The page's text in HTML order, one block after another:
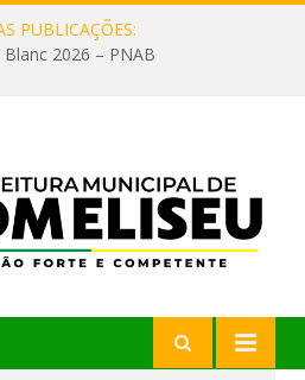
PUBLICAÇÕES:
Blanc 2026 – PNAB